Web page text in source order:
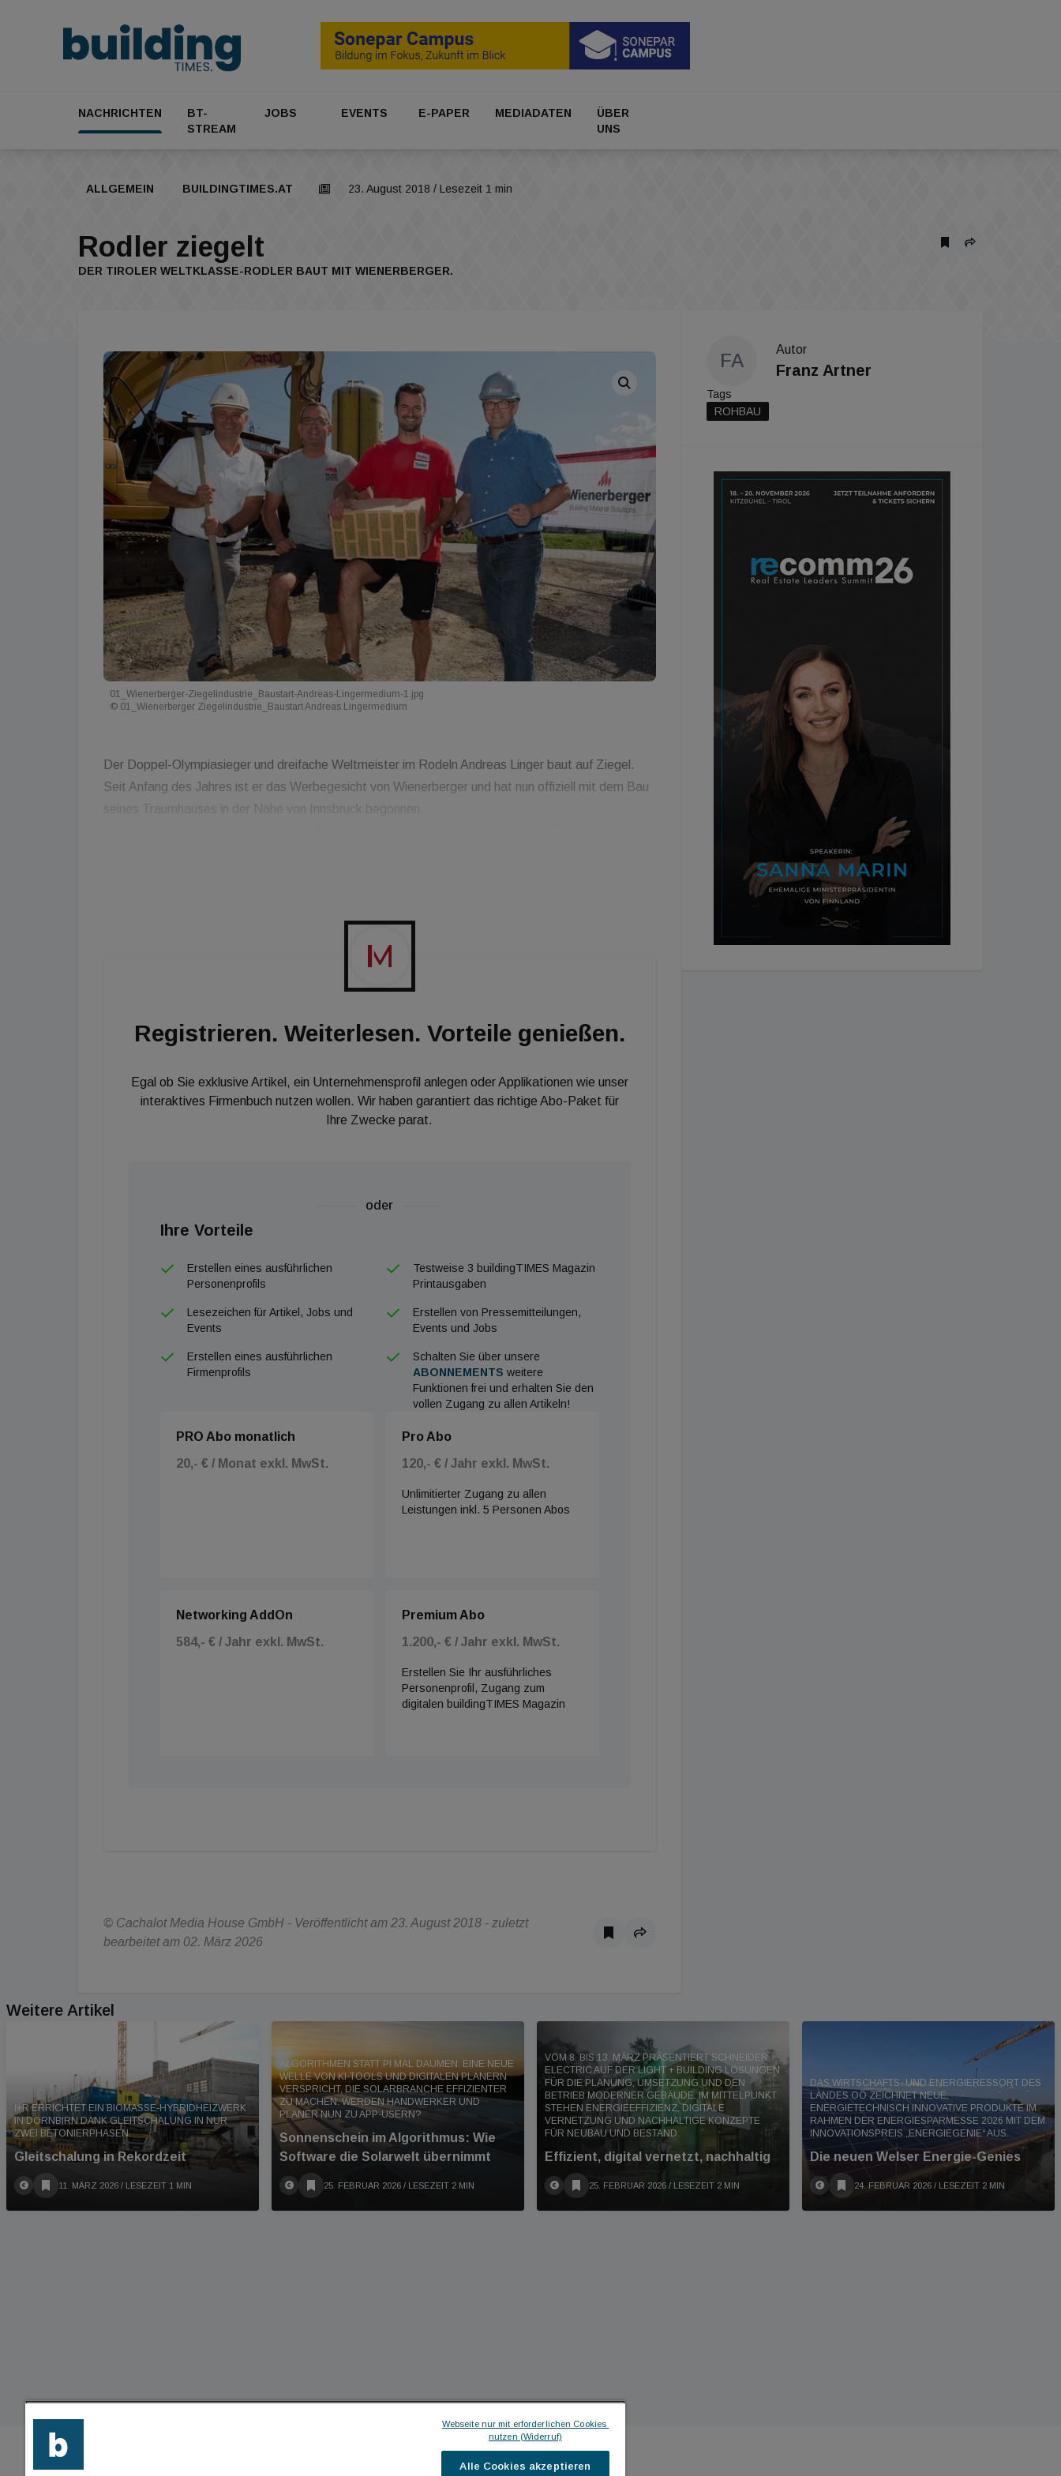
NACHRICHTEN
BT-
STREAM
JOBS EVENTS E-PAPER MEDIADATEN
ÜBER
UNS
ALLGEMEIN BUILDINGTIMES.AT 23. August 2018 / Lesezeit 1 min
Rodler ziegelt
DER TIROLER WELTKLASSE-RODLER BAUT MIT WIENERBERGER.
01_Wienerberger-Ziegelindustrie_Baustart-Andreas-Lingermedium-1.jpg
© 01_Wienerberger Ziegelindustrie_Baustart Andreas Lingermedium
Der Doppel-Olympiasieger und dreifache Weltmeister im Rodeln Andreas Linger baut auf Ziegel.
Seit Anfang des Jahres ist er das Werbegesicht von Wienerberger und hat nun offiziell mit dem Bau
seines Traumhauses in der Nähe von Innsbruck begonnen.
Registrieren. Weiterlesen. Vorteile genießen.
Egal ob Sie exklusive Artikel, ein Unternehmensprofil anlegen oder Applikationen wie unser
interaktives Firmenbuch nutzen wollen. Wir haben garantiert das richtige Abo-Paket für
Ihre Zwecke parat.
oder
Ihre Vorteile
Erstellen eines ausführlichen
Personenprofils
Testweise 3 buildingTIMES Magazin
Printausgaben
Lesezeichen für Artikel, Jobs und
Events
Erstellen von Pressemitteilungen,
Events und Jobs
Erstellen eines ausführlichen
Firmenprofils
Schalten Sie über unsere
ABONNEMENTS weitere
Funktionen frei und erhalten Sie den
vollen Zugang zu allen Artikeln!
PRO Abo monatlich
20,- € / Monat exkl. MwSt.
Pro Abo
120,- € / Jahr exkl. MwSt.
Unlimitierter Zugang zu allen
Leistungen inkl. 5 Personen Abos
Networking AddOn
584,- € / Jahr exkl. MwSt.
Premium Abo
1.200,- € / Jahr exkl. MwSt.
Erstellen Sie Ihr ausführliches
Personenprofil, Zugang zum
digitalen buildingTIMES Magazin
© Cachalot Media House GmbH - Veröffentlicht am 23. August 2018 - zuletzt
bearbeitet am 02. März 2026
FA
Autor
Franz Artner
Tags
ROHBAU
Weitere Artikel
I+R ERRICHTET EIN BIOMASSE-HYBRIDHEIZWERK
IN DORNBIRN DANK GLEITSCHALUNG IN NUR
ZWEI BETONIERPHASEN.
Gleitschalung in Rekordzeit
11. MÄRZ 2026 / LESEZEIT 1 MIN
ALGORITHMEN STATT PI MAL DAUMEN: EINE NEUE
WELLE VON KI-TOOLS UND DIGITALEN PLANERN
VERSPRICHT, DIE SOLARBRANCHE EFFIZIENTER
ZU MACHEN. WERDEN HANDWERKER UND
PLANER NUN ZU APP-USERN?
Sonnenschein im Algorithmus: Wie
Software die Solarwelt übernimmt
25. FEBRUAR 2026 / LESEZEIT 2 MIN
VOM 8. BIS 13. MÄRZ PRÄSENTIERT SCHNEIDER
ELECTRIC AUF DER LIGHT + BUILDING LÖSUNGEN
FÜR DIE PLANUNG, UMSETZUNG UND DEN
BETRIEB MODERNER GEBÄUDE. IM MITTELPUNKT
STEHEN ENERGIEEFFIZIENZ, DIGITALE
VERNETZUNG UND NACHHALTIGE KONZEPTE
FÜR NEUBAU UND BESTAND.
Effizient, digital vernetzt, nachhaltig
25. FEBRUAR 2026 / LESEZEIT 2 MIN
DAS WIRTSCHAFTS- UND ENERGIERESSORT DES
LANDES OÖ ZEICHNET NEUE,
ENERGIETECHNISCH INNOVATIVE PRODUKTE IM
RAHMEN DER ENERGIESPARMESSE 2026 MIT DEM
INNOVATIONSPREIS „ENERGIEGENIE“ AUS.
Die neuen Welser Energie-Genies
24. FEBRUAR 2026 / LESEZEIT 2 MIN
Webseite nur mit erforderlichen Cookies
nutzen (Widerruf)
Alle Cookies akzeptieren